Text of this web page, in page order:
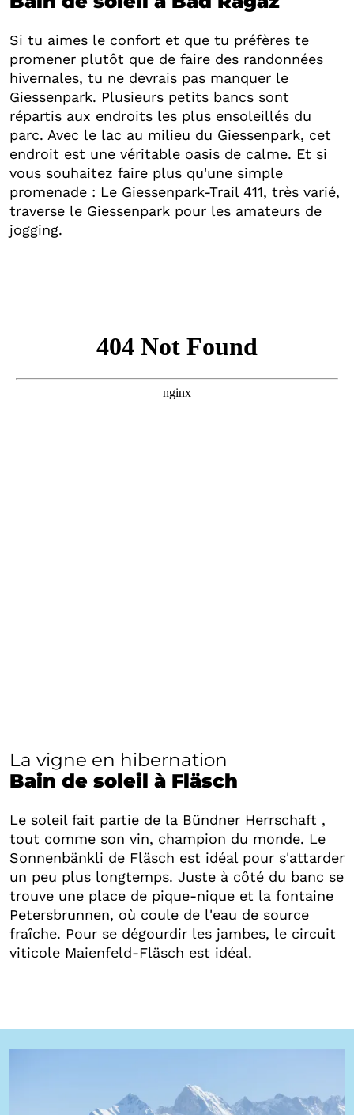
Si tu aimes le confort et que tu préfères te
promener plutôt que de faire des randonnées
hivernales, tu ne devrais pas manquer le
Giessenpark. Plusieurs petits bancs sont
répartis aux endroits les plus ensoleillés du
parc. Avec le lac au milieu du Giessenpark, cet
endroit est une véritable oasis de calme. Et si
vous souhaitez faire plus qu'une simple
promenade : Le Giessenpark-Trail 411, très varié,
traverse le Giessenpark pour les amateurs de
jogging.
La vigne en hibernation
Bain de soleil à Fläsch
Le soleil fait partie de la Bündner Herrschaft ,
tout comme son vin, champion du monde. Le
Sonnenbänkli de Fläsch est idéal pour s'attarder
un peu plus longtemps. Juste à côté du banc se
trouve une place de pique-nique et la fontaine
Petersbrunnen, où coule de l'eau de source
fraîche. Pour se dégourdir les jambes, le circuit
viticole Maienfeld-Fläsch est idéal.